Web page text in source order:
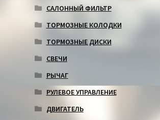
САЛОННЫЙ ФИЛЬТР
ТОРМОЗНЫЕ КОЛОДКИ
ТОРМОЗНЫЕ ДИСКИ
СВЕЧИ
РЫЧАГ
РУЛЕВОЕ УПРАВЛЕНИЕ
ДВИГАТЕЛЬ